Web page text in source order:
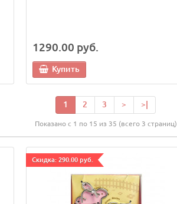
1290.00 руб.
Купить
1 2 3 > >|
Показано с 1 по 15 из 35 (всего 3 страниц)
Cкидка: 290.00 руб.